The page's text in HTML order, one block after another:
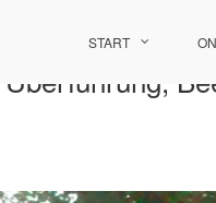
START